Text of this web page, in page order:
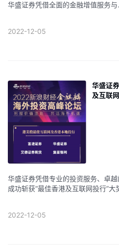
华盛证券凭借全面的金融增值服务与
2022-12-05
华盛证
及互联
华盛证券凭借专业的投资服务、卓
成功斩获“最佳香港及互联网投行”大
2022-12-05